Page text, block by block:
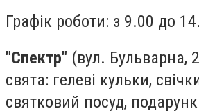
Графік роботи: з 9.00 до
"Спектр" (вул. Бульварна,
свята: гелеві кульки,
святковий посуд,